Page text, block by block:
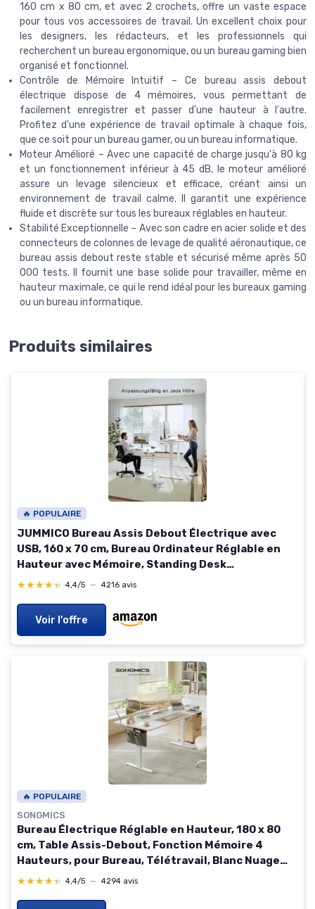
160 cm x 80 cm, et avec 2 crochets, offre un vaste espace
pour tous vos accessoires de travail. Un excellent choix pour
les designers, les rédacteurs, et les professionnels qui
recherchent un bureau ergonomique, ou un bureau gaming bien
organisé et fonctionnel.
Contrôle de Mémoire Intuitif – Ce bureau assis debout
électrique dispose de 4 mémoires, vous permettant de
facilement enregistrer et passer d'une hauteur à l'autre.
Profitez d'une expérience de travail optimale à chaque fois,
que ce soit pour un bureau gamer, ou un bureau informatique.
Moteur Amélioré – Avec une capacité de charge jusqu'à 80 kg
et un fonctionnement inférieur à 45 dB, le moteur amélioré
assure un levage silencieux et efficace, créant ainsi un
environnement de travail calme. Il garantit une expérience
fluide et discrète sur tous les bureaux réglables en hauteur.
Stabilité Exceptionnelle – Avec son cadre en acier solide et des
connecteurs de colonnes de levage de qualité aéronautique, ce
bureau assis debout reste stable et sécurisé même après 50
000 tests. Il fournit une base solide pour travailler, même en
hauteur maximale, ce qui le rend idéal pour les bureaux gaming
ou un bureau informatique.
Produits similaires
🔥 POPULAIRE
JUMMICO Bureau Assis Debout Électrique avec
USB, 160 x 70 cm, Bureau Ordinateur Réglable en
Hauteur avec Mémoire, Standing Desk
Ergonomique pour Bureau et Télétravail, Blanco
★★★★★
★★★★★ 4,4/5 — 4216 avis
Voir l'offre
🔥 POPULAIRE
SONGMICS
Bureau Électrique Réglable en Hauteur, 180 x 80
cm, Table Assis-Debout, Fonction Mémoire 4
Hauteurs, pour Bureau, Télétravail, Blanc Nuage
LSD138W01 180 x 80 cm Blanc Nuage
★★★★★
★★★★★ 4,4/5 — 4294 avis